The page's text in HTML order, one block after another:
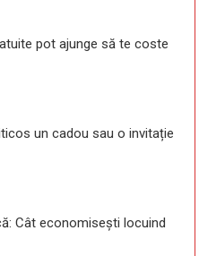
pot ajunge să te coste
un cadou sau o invitație
Cât economisești locuind